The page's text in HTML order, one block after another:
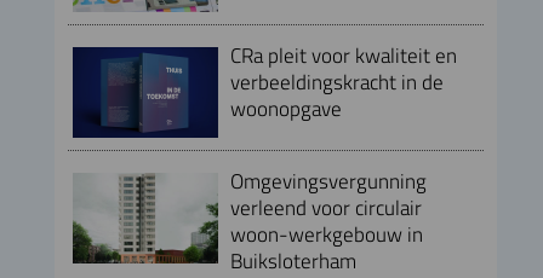
CRa pleit voor kwaliteit en
verbeeldingskracht in de
woonopgave
Omgevingsvergunning
verleend voor circulair
woon-werkgebouw in
Buiksloterham